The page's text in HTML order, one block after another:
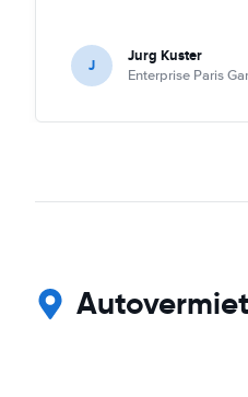
J Jurg Kuster
Enterprise Paris